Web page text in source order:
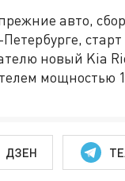
авто,
новый Kia
мощностью
ДЗЕН